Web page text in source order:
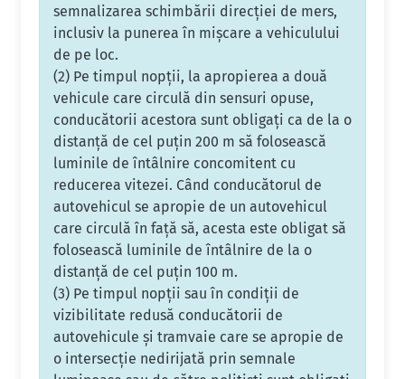
semnalizarea schimbării direcţiei de mers,
inclusiv la punerea în mişcare a vehiculului
de pe loc.
(2) Pe timpul nopţii, la apropierea a două
vehicule care circulă din sensuri opuse,
conducătorii acestora sunt obligaţi ca de la o
distanţă de cel puţin 200 m să folosească
luminile de întâlnire concomitent cu
reducerea vitezei. Când conducătorul de
autovehicul se apropie de un autovehicul
care circulă în faţă să, acesta este obligat să
folosească luminile de întâlnire de la o
distanţă de cel puţin 100 m.
(3) Pe timpul nopţii sau în condiţii de
vizibilitate redusă conducătorii de
autovehicule şi tramvaie care se apropie de
o intersecţie nedirijată prin semnale